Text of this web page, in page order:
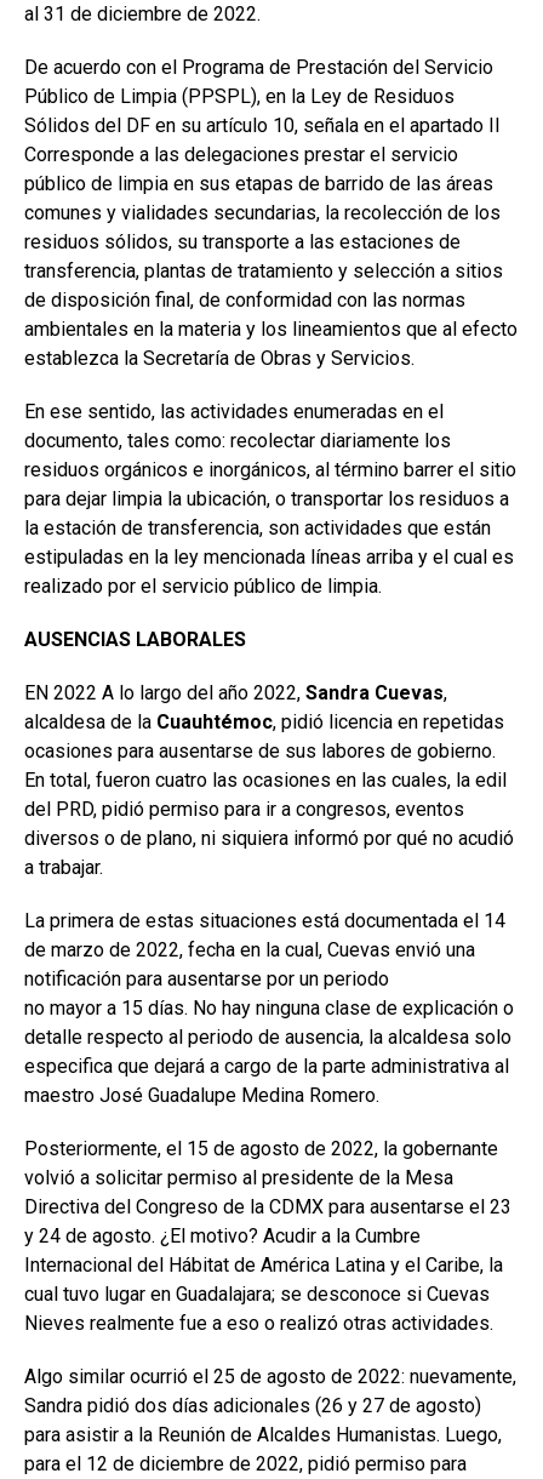
al 31 de diciembre de 2022.
De acuerdo con el Programa de Prestación del Servicio
Público de Limpia (PPSPL), en la Ley de Residuos
Sólidos del DF en su artículo 10, señala en el apartado II
Corresponde a las delegaciones prestar el servicio
público de limpia en sus etapas de barrido de las áreas
comunes y vialidades secundarias, la recolección de los
residuos sólidos, su transporte a las estaciones de
transferencia, plantas de tratamiento y selección a sitios
de disposición final, de conformidad con las normas
ambientales en la materia y los lineamientos que al efecto
establezca la Secretaría de Obras y Servicios.
En ese sentido, las actividades enumeradas en el
documento, tales como: recolectar diariamente los
residuos orgánicos e inorgánicos, al término barrer el sitio
para dejar limpia la ubicación, o transportar los residuos a
la estación de transferencia, son actividades que están
estipuladas en la ley mencionada líneas arriba y el cual es
realizado por el servicio público de limpia.
AUSENCIAS LABORALES
EN 2022 A lo largo del año 2022, Sandra Cuevas,
alcaldesa de la Cuauhtémoc, pidió licencia en repetidas
ocasiones para ausentarse de sus labores de gobierno.
En total, fueron cuatro las ocasiones en las cuales, la edil
del PRD, pidió permiso para ir a congresos, eventos
diversos o de plano, ni siquiera informó por qué no acudió
a trabajar.
La primera de estas situaciones está documentada el 14
de marzo de 2022, fecha en la cual, Cuevas envió una
notificación para ausentarse por un periodo
no mayor a 15 días. No hay ninguna clase de explicación o
detalle respecto al periodo de ausencia, la alcaldesa solo
especifica que dejará a cargo de la parte administrativa al
maestro José Guadalupe Medina Romero.
Posteriormente, el 15 de agosto de 2022, la gobernante
volvió a solicitar permiso al presidente de la Mesa
Directiva del Congreso de la CDMX para ausentarse el 23
y 24 de agosto. ¿El motivo? Acudir a la Cumbre
Internacional del Hábitat de América Latina y el Caribe, la
cual tuvo lugar en Guadalajara; se desconoce si Cuevas
Nieves realmente fue a eso o realizó otras actividades.
Algo similar ocurrió el 25 de agosto de 2022: nuevamente,
Sandra pidió dos días adicionales (26 y 27 de agosto)
para asistir a la Reunión de Alcaldes Humanistas. Luego,
para el 12 de diciembre de 2022, pidió permiso para